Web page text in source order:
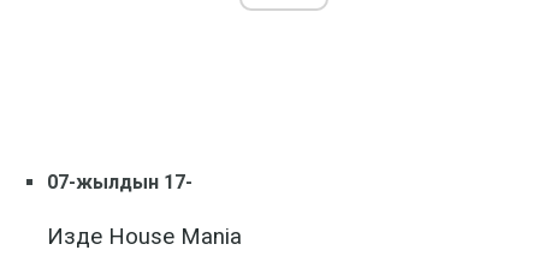
07-жылдын 17-
Изде House Mania